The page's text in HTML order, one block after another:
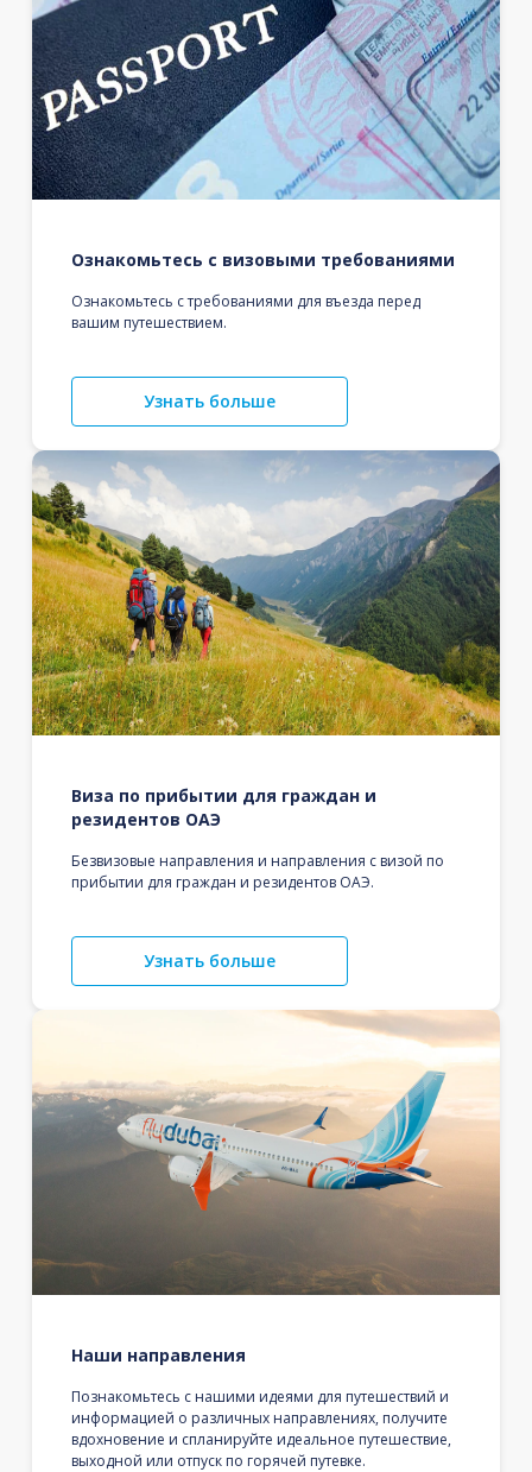
Ознакомьтесь с визовыми требованиями
Ознакомьтесь с требованиями для въезда перед
вашим путешествием.
Узнать больше
Виза по прибытии для граждан и
резидентов ОАЭ
Безвизовые направления и направления с визой по
прибытии для граждан и резидентов ОАЭ.
Узнать больше
Наши направления
Познакомьтесь с нашими идеями для путешествий и
информацией о различных направлениях, получите
вдохновение и спланируйте идеальное путешествие,
выходной или отпуск по горячей путевке.